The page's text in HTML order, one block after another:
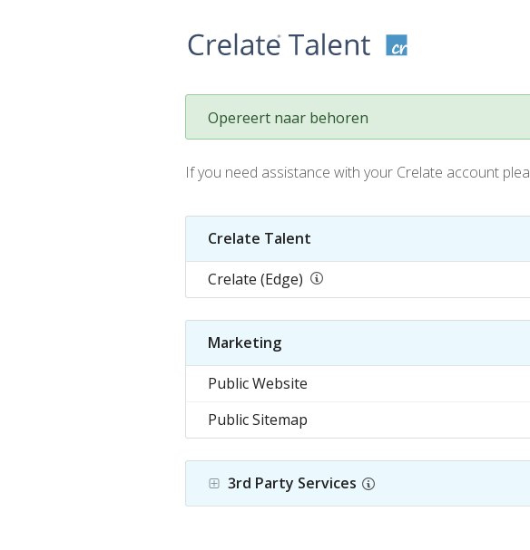
Opereert naar behoren
If you need assistance with your Crelate account
Crelate Talent
Crelate (Edge)
Marketing
Public Website
Public Sitemap
3rd Party Services